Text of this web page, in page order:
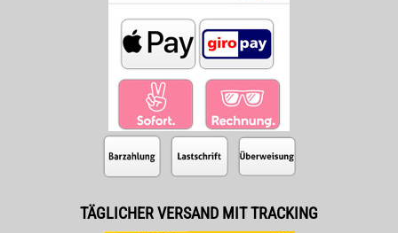
TÄGLICHER VERSAND MIT TRACKING